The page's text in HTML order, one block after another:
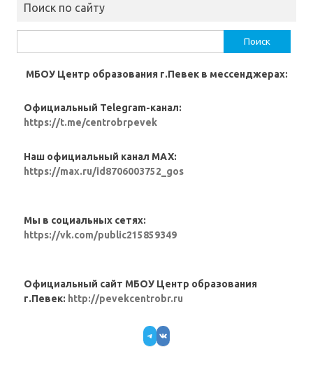
Поиск по сайту
МБОУ Центр образования г.Певек в мессенджерах:
Официальный Telegram-канал:
https://t.me/centrobrpevek
Наш официальный канал MAX:
https://max.ru/id8706003752_gos
Мы в социальных сетях:
https://vk.com/public215859349
Официальный сайт МБОУ Центр образования
г.Певек: http://pevekcentrobr.ru
Telegram
VK